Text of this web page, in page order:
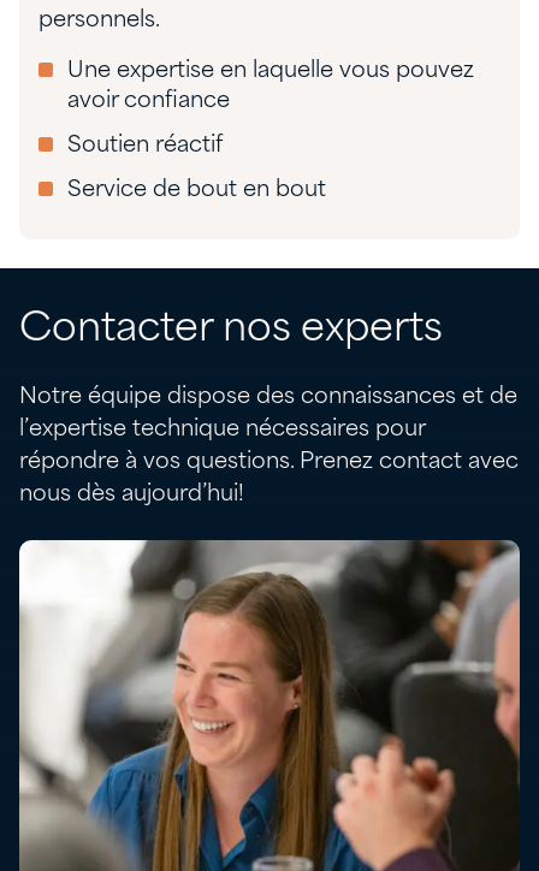
personnels.
Une expertise en laquelle vous pouvez
avoir confiance
Soutien réactif
Service de bout en bout
Contacter nos experts
Notre équipe dispose des connaissances et de
l’expertise technique nécessaires pour
répondre à vos questions. Prenez contact avec
nous dès aujourd’hui!